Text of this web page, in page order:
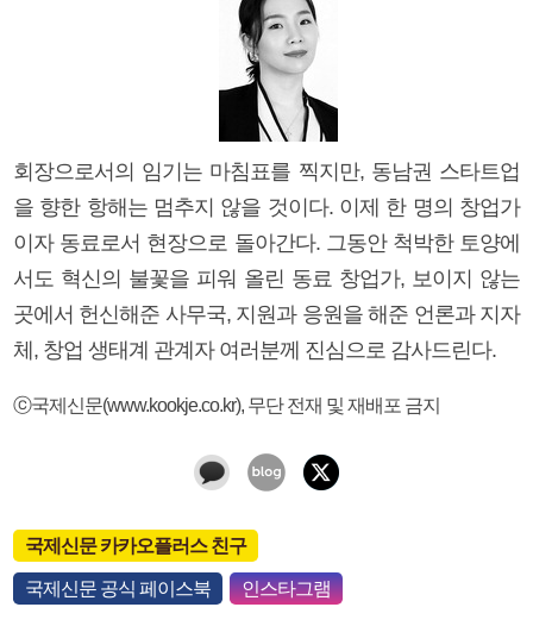
회장으로서의 임기는 마침표를 찍지만, 동남권 스타트업
을 향한 항해는 멈추지 않을 것이다. 이제 한 명의 창업가
이자 동료로서 현장으로 돌아간다. 그동안 척박한 토양에
서도 혁신의 불꽃을 피워 올린 동료 창업가, 보이지 않는
곳에서 헌신해준 사무국, 지원과 응원을 해준 언론과 지자
체, 창업 생태계 관계자 여러분께 진심으로 감사드린다.
ⓒ국제신문(www.kookje.co.kr), 무단 전재 및 재배포 금지
국제신문 카카오플러스 친구
국제신문 공식 페이스북 인스타그램